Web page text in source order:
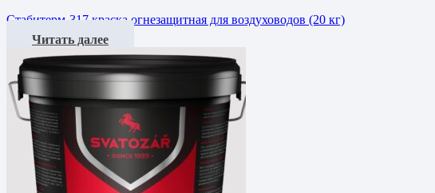
Стабитерм-317 краска огнезащитная для воздуховодов (20 кг)
Читать далее